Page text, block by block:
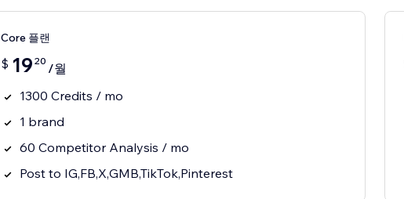
Core 플랜
$ 19 20 /월
1300 Credits / mo
1 brand
60 Competitor Analysis / mo
Post to IG,FB,X,GMB,TikTok,Pinterest